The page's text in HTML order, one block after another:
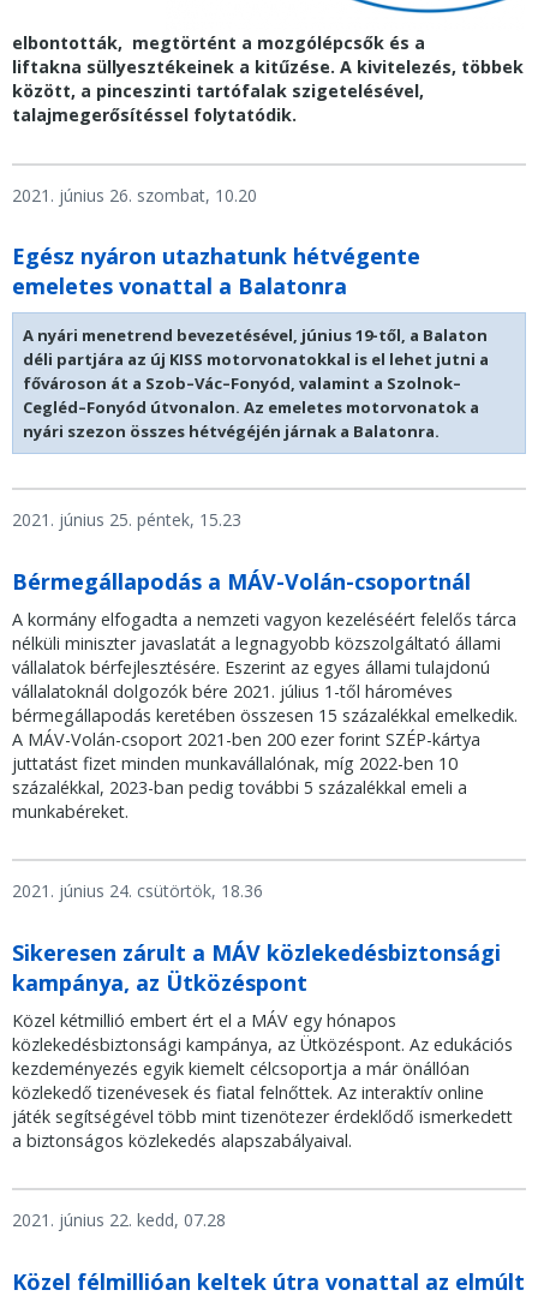
elbontották, megtörtént a mozgólépcsők és a
liftakna süllyesztékeinek a kitűzése. A kivitelezés, többek
között, a pinceszinti tartófalak szigetelésével,
talajmegerősítéssel folytatódik.
2021. június 26. szombat, 10.20
Egész nyáron utazhatunk hétvégente
emeletes vonattal a Balatonra
A nyári menetrend bevezetésével, június 19-től, a Balaton
déli partjára az új KISS motorvonatokkal is el lehet jutni a
fővároson át a Szob–Vác–Fonyód, valamint a Szolnok–
Cegléd–Fonyód útvonalon. Az emeletes motorvonatok a
nyári szezon összes hétvégéjén járnak a Balatonra.
2021. június 25. péntek, 15.23
Bérmegállapodás a MÁV-Volán-csoportnál
A kormány elfogadta a nemzeti vagyon kezeléséért felelős tárca
nélküli miniszter javaslatát a legnagyobb közszolgáltató állami
vállalatok bérfejlesztésére. Eszerint az egyes állami tulajdonú
vállalatoknál dolgozók bére 2021. július 1-től hároméves
bérmegállapodás keretében összesen 15 százalékkal emelkedik.
A MÁV-Volán-csoport 2021-ben 200 ezer forint SZÉP-kártya
juttatást fizet minden munkavállalónak, míg 2022-ben 10
százalékkal, 2023-ban pedig további 5 százalékkal emeli a
munkabéreket.
2021. június 24. csütörtök, 18.36
Sikeresen zárult a MÁV közlekedésbiztonsági
kampánya, az Ütközéspont
Közel kétmillió embert ért el a MÁV egy hónapos
közlekedésbiztonsági kampánya, az Ütközéspont. Az edukációs
kezdeményezés egyik kiemelt célcsoportja a már önállóan
közlekedő tizenévesek és fiatal felnőttek. Az interaktív online
játék segítségével több mint tizenötezer érdeklődő ismerkedett
a biztonságos közlekedés alapszabályaival.
2021. június 22. kedd, 07.28
Közel félmillióan keltek útra vonattal az elmúlt